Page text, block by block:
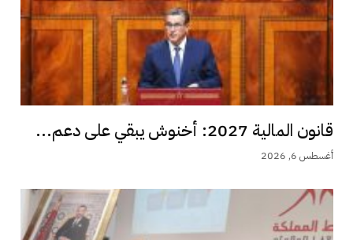
قانون المالية 2027: أخنوش يبقي على دعم...
أغسطس 6, 2026